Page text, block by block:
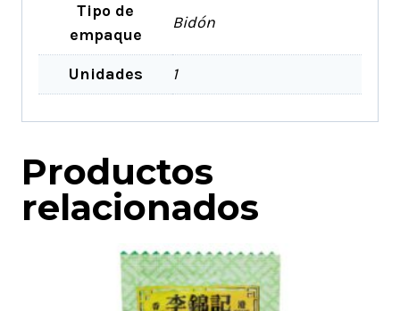
Tipo de
empaque
Bidón
Unidades 1
Productos
relacionados